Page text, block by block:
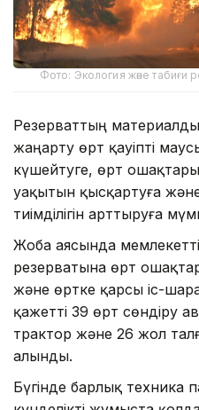
Фото: Экология және табиғи
Резерваттың
жаңарту өрт қауіпті
күшейтуге, өрт
уақытын қысқартуға
тиімділігін арттыруға
Жоба аясында
резерватына өрт
және өртке қарсы іс-
қажетті 39 өрт сөндіру
трактор және 26 жол
алынды.
Бүгінде барлық техника